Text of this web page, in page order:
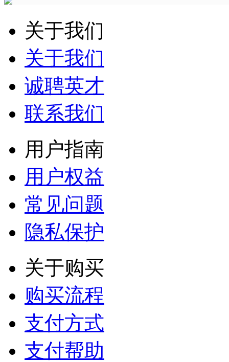
关于我们
关于我们
诚聘英才
联系我们
用户指南
用户权益
常见问题
隐私保护
关于购买
购买流程
支付方式
支付帮助